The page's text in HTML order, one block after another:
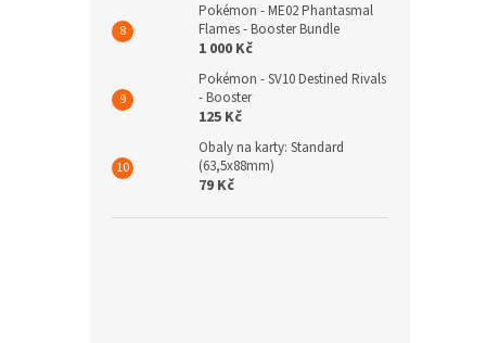
Pokémon - ME02 Phantasmal
Flames - Booster Bundle
1 000 Kč
Pokémon - SV10 Destined Rivals
- Booster
125 Kč
Obaly na karty: Standard
(63,5x88mm)
79 Kč